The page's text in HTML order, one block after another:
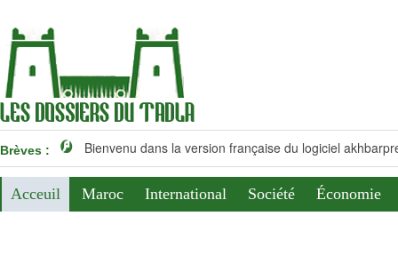
Brèves : Bienvenu dans la version française du logiciel
Numero 305 du journal (à telecharger)
reportage: Charles Alphonse N’Dour égorgé à Tanger
Acceuil Maroc International Société Économie